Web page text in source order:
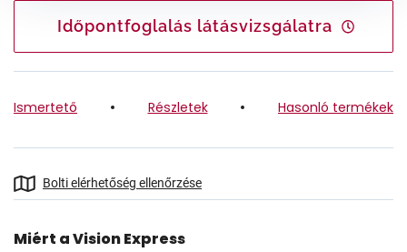
Időpontfoglalás látásvizsgálatra
Ismertető Részletek Hasonló termékek
Bolti elérhetőség ellenőrzése
Miért a Vision Express